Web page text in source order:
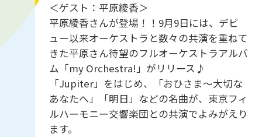
＜ゲスト：平原綾香＞
平原綾香さんが登場！！9月9日には、デビ
ュー以来オーケストラと数々の共演を重ねて
きた平原さん待望のフルオーケストラアルバ
ム「my Orchestra!」がリリース♪
「Jupiter」をはじめ、「おひさま〜大切な
あなたへ」「明日」などの名曲が、東京フィ
ルハーモニー交響楽団との共演でよみがえり
ます。